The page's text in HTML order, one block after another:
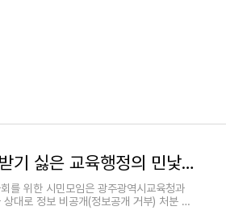
[기고] 감시받기 싫은 교육행정의 민낯 - 광주드림
를 위한 시민모임은 광주광역시교육청과
대로 정보 비공개(정보공개 거부) 처분 취